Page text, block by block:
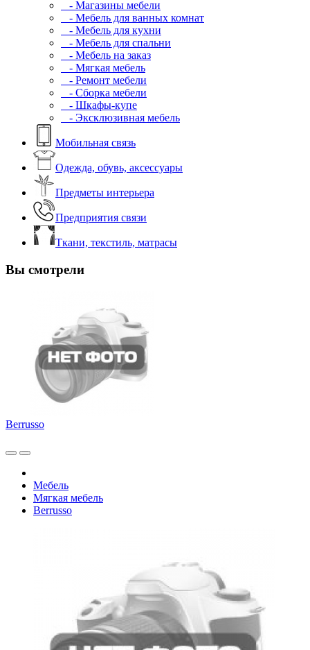
- Магазины мебели
- Мебель для ванных комнат
- Мебель для кухни
- Мебель для спальни
- Мебель на заказ
- Мягкая мебель
- Ремонт мебели
- Сборка мебели
- Шкафы-купе
- Эксклюзивная мебель
Мобильная связь
Одежда, обувь, аксессуары
Предметы интерьера
Предприятия связи
Ткани, текстиль, матрасы
Вы смотрели
Berrusso
Мебель
Мягкая мебель
Berrusso